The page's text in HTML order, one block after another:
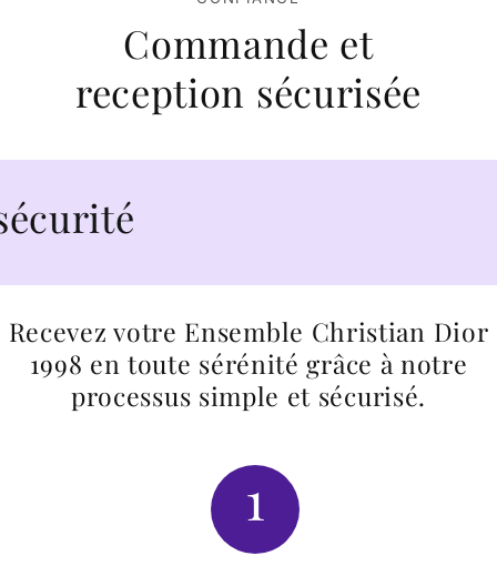
Commande et
reception sécurisée
Recevez votre Ensemble Christian Dior
1998 en toute sérénité grâce à notre
processus simple et sécurisé.
1